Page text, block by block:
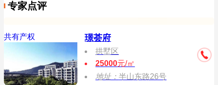
专家点评
共有产权 璟荟府
拱墅区
25000元/㎡
地址：半山东路26号